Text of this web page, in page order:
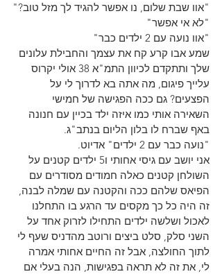
"אוו שבת שלום, נו אפשר להגיד לך מזל טוב?"
"לא אי אפשר"
"אוו נועה עם 2 ילדים כבר"
שמע אבו קרע קח את עצמך והחבילת עלונים
שלך ותתקדם לכיוון התמ"א 38 אולי יקרוס
עלייך פיגום, מה אתה בא לדרוך לי על
הפצעים? גם ככה הפגישה של חמישי
השאירה אותי כמו איזה ילד בכיין עם חנונה
באף שברח לו בלון הליום בנתב"ג.
"נועה כבר עם 2 ילדים" אדיוט.
אני יושב עם גיסי אחותי ו5 ילדים קטנים על
השולחן קטנים כאלה חמודים מסודרים עם
הפיאס שלהם ככה והקטנה עם שמלה לבנה,
זה היה כל כך מקסים עד הרגע בו התחלנו
לאכול ושלשה ילדים התחילו לזרוק אחד על
השני סלק, סלט ביצים ורוטב מהדניס שעף לי
לתוך החולצה, אבל זה החיים אחותי אמרה
לי, את זה לא תראה בפגישות, הנה בעלי אם